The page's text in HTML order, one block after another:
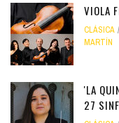
VIOLA
CLÁSICA
MARTÍN
'LA
27